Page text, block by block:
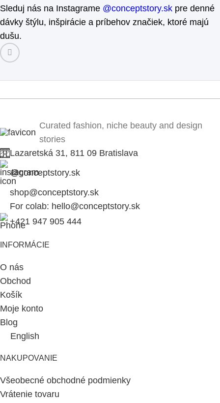
Sleduj nás na Instagrame @conceptstory.sk pre denné
dávky štýlu, inšpirácie a príbehov značiek, ktoré majú
dušu.
Curated fashion, niche beauty and design
stories
Lazaretská 31, 811 09 Bratislava
@conceptstory.sk
shop@conceptstory.sk
For colab: hello@conceptstory.sk
+421 947 905 444
INFORMÁCIE
O nás
Obchod
Košík
Moje konto
Blog
English
NAKUPOVANIE
Všeobecné obchodné podmienky
Vrátenie tovaru